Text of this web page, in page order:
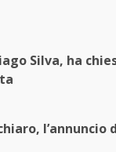
Silva, ha
l’annuncio